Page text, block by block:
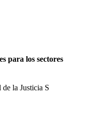
para los sectores
la Justicia S